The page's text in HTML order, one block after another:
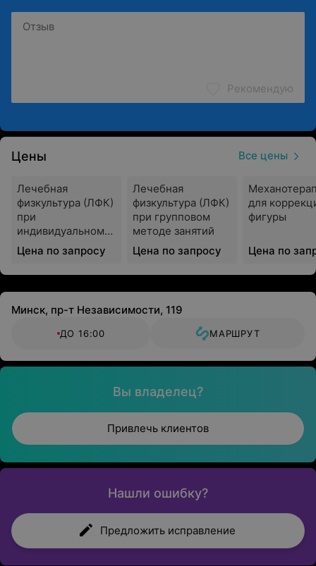
Рекомендую
Цены Все цены
Лечебная
физкультура (ЛФК)
при
индивидуальном
методе занятий
Цена по запросу
Лечебная
физкультура (ЛФК)
при групповом
методе занятий
Цена по запросу
для
фигуры
Цена по
Минск, пр-т Независимости, 119
ДО 16:00 МАРШРУТ
Вы владелец?
Привлечь клиентов
Нашли ошибку?
Предложить исправление